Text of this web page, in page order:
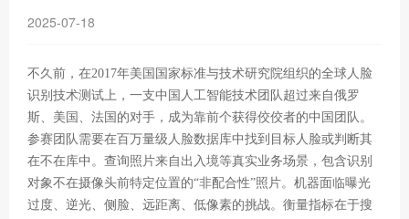
2025-07-18
不久前，在2017年美国国家标准与技术研究院组织的全球人脸
识别技术测试上，一支中国人工智能技术团队超过来自俄罗
斯、美国、法国的对手，成为靠前个获得佼佼者的中国团队。
参赛团队需要在百万量级人脸数据库中找到目标人脸或判断其
在不在库中。查询照片来自出入境等真实业务场景，包含识别
对象不在摄像头前特定位置的“非配合性”照片。机器面临曝光
过度、逆光、侧脸、远距离、低像素的挑战。衡量指标在于搜